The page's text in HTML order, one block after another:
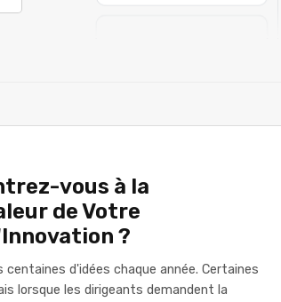
vous à la
de Votre
?
d'idées chaque année. Certaines
lorsque les dirigeants demandent la